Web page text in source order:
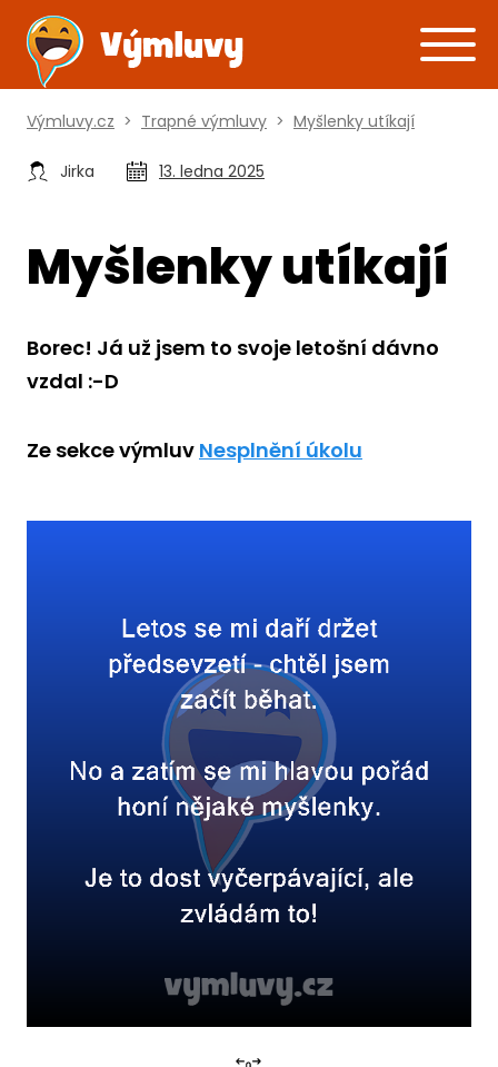
Výmluvy.cz > Trapné výmluvy > Myšlenky utíkají
Jirka 13. ledna 2025
Myšlenky utíkají
Borec! Já už jsem to svoje letošní dávno
vzdal :-D
Ze sekce výmluv Nesplnění úkolu